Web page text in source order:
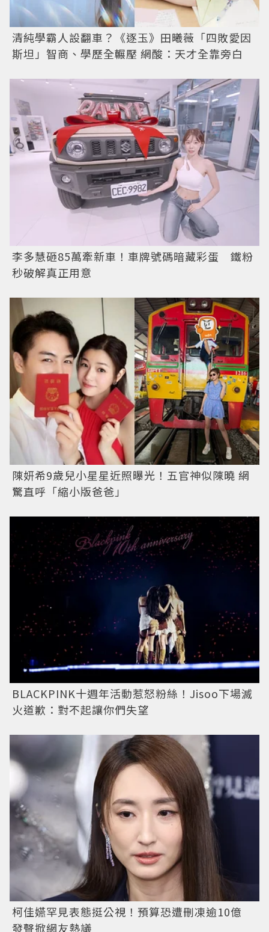
清純學霸人設翻車？《逐玉》田曦薇「四敗愛因
斯坦」智商、學歷全輾壓 網酸：天才全靠旁白
李多慧砸85萬牽新車！車牌號碼暗藏彩蛋 鐵粉
秒破解真正用意
陳妍希9歲兒小星星近照曝光！五官神似陳曉 網
驚直呼「縮小版爸爸」
BLACKPINK十週年活動惹怒粉絲！Jisoo下場滅
火道歉：對不起讓你們失望
柯佳嬿罕見表態挺公視！預算恐遭刪凍逾10億
發聲掀網友熱議